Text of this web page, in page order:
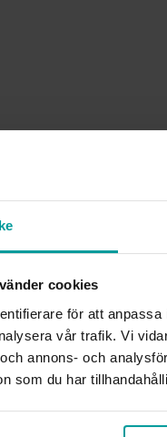
cookies
för att
vår trafik. Vi
annons- och
som du har